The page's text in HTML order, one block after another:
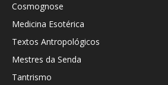
Cosmognose
Medicina Esotérica
Textos Antropológicos
Mestres da Senda
Tantrismo